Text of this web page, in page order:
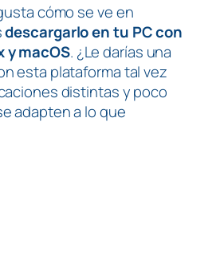
cómo se ve en
descargarlo en tu PC con
y macOS. ¿Le darías una
esta plataforma tal vez
distintas y poco
adapten a lo que